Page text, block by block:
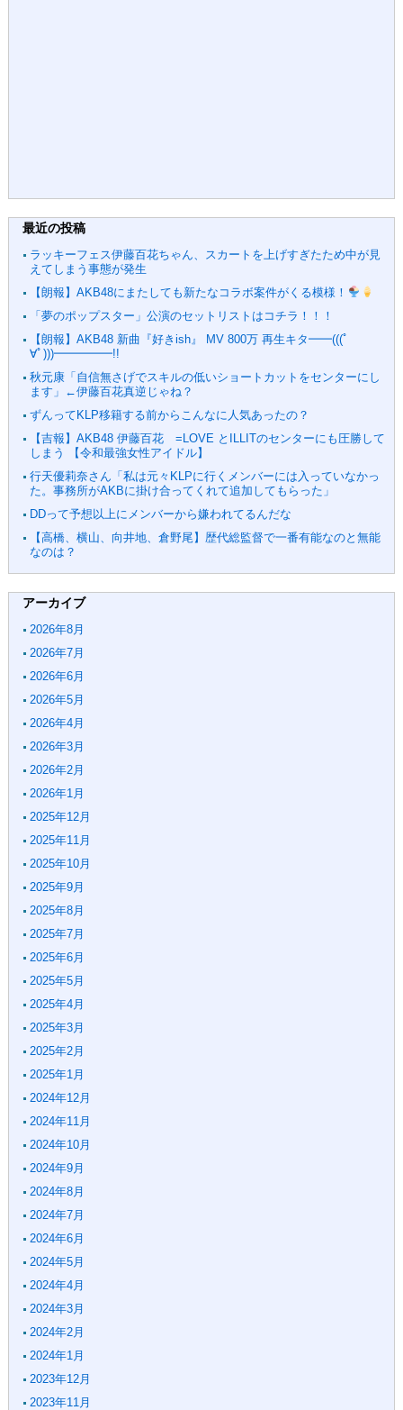
最近の投稿
ラッキーフェス伊藤百花ちゃん、スカートを上げすぎたため中が見
えてしまう事態が発生
【朗報】AKB48にまたしても新たなコラボ案件がくる模様！
「夢のポップスター」公演のセットリストはコチラ！！！
【朗報】AKB48 新曲『好きish』 MV 800万 再生キタ━━(((ﾟ
∀ﾟ)))━━━━━!!
秋元康「自信無さげでスキルの低いショートカットをセンターにし
ます」←伊藤百花真逆じゃね？
ずんってKLP移籍する前からこんなに人気あったの？
【吉報】AKB48 伊藤百花 =LOVE とILLITのセンターにも圧勝して
しまう 【令和最強女性アイドル】
行天優莉奈さん「私は元々KLPに行くメンバーには入っていなかっ
た。事務所がAKBに掛け合ってくれて追加してもらった」
DDって予想以上にメンバーから嫌われてるんだな
【高橋、横山、向井地、倉野尾】歴代総監督で一番有能なのと無能
なのは？
アーカイブ
2026年8月
2026年7月
2026年6月
2026年5月
2026年4月
2026年3月
2026年2月
2026年1月
2025年12月
2025年11月
2025年10月
2025年9月
2025年8月
2025年7月
2025年6月
2025年5月
2025年4月
2025年3月
2025年2月
2025年1月
2024年12月
2024年11月
2024年10月
2024年9月
2024年8月
2024年7月
2024年6月
2024年5月
2024年4月
2024年3月
2024年2月
2024年1月
2023年12月
2023年11月